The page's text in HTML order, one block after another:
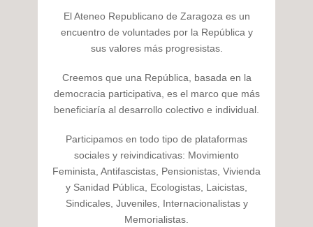
El Ateneo Republicano de Zaragoza es un
encuentro de voluntades por la República y
sus valores más progresistas.
Creemos que una República, basada en la
democracia participativa, es el marco que más
beneficiaría al desarrollo colectivo e individual.
Participamos en todo tipo de plataformas
sociales y reivindicativas: Movimiento
Feminista, Antifascistas, Pensionistas, Vivienda
y Sanidad Pública, Ecologistas, Laicistas,
Sindicales, Juveniles, Internacionalistas y
Memorialistas.